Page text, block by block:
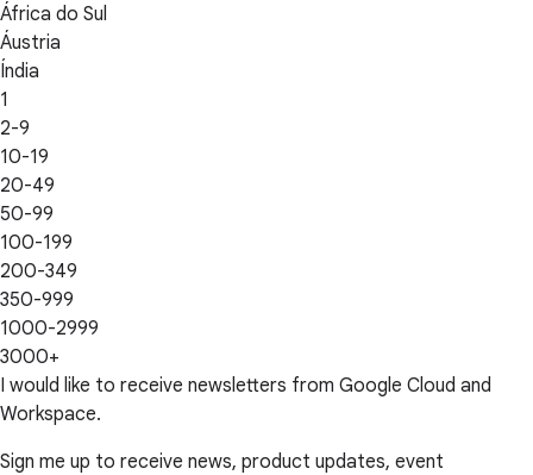
África do Sul
Áustria
Índia
1
2-9
10-19
20-49
50-99
100-199
200-349
350-999
1000-2999
3000+
I would like to receive newsletters from Google Cloud and
Workspace.
Sign me up to receive news, product updates, event